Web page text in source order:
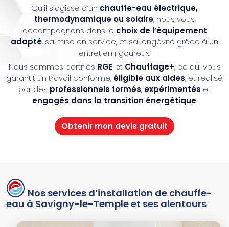
Qu’il s’agisse d’un chauffe-eau électrique,
thermodynamique ou solaire, nous vous
accompagnons dans le choix de l’équipement
adapté, sa mise en service, et sa longévité grâce à un
entretien rigoureux.
Nous sommes certifiés RGE et Chauffage+, ce qui vous
garantit un travail conforme, éligible aux aides, et réalisé
par des professionnels formés, expérimentés et
engagés dans la transition énergétique.
Obtenir mon devis gratuit
Nos services d’installation de chauffe-
eau à Savigny-le-Temple et ses alentours